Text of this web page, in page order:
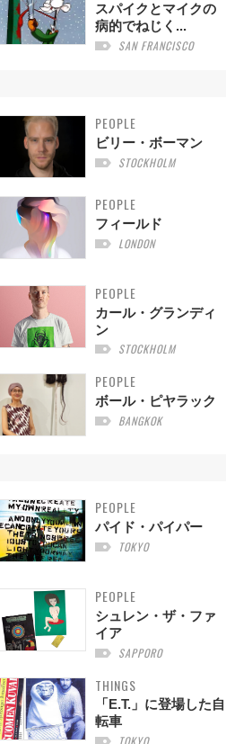
スパイクとマイクの
病的でねじく...
SAN FRANCISCO
PEOPLE
ビリー・ボーマン
STOCKHOLM
PEOPLE
フィールド
LONDON
PEOPLE
カール・グランディ
ン
STOCKHOLM
PEOPLE
ボール・ピヤラック
BANGKOK
PEOPLE
パイド・パイパー
TOKYO
PEOPLE
シュレン・ザ・ファ
イア
SAPPORO
THINGS
「E.T.」に登場した自
転車